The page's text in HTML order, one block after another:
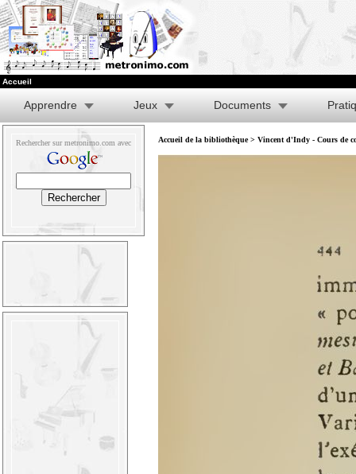
Accueil
Apprendre Jeux Documents
Rechercher sur metronimo.com avec Accueil de la bibliothèque> Vincent d'Indy - Cours de